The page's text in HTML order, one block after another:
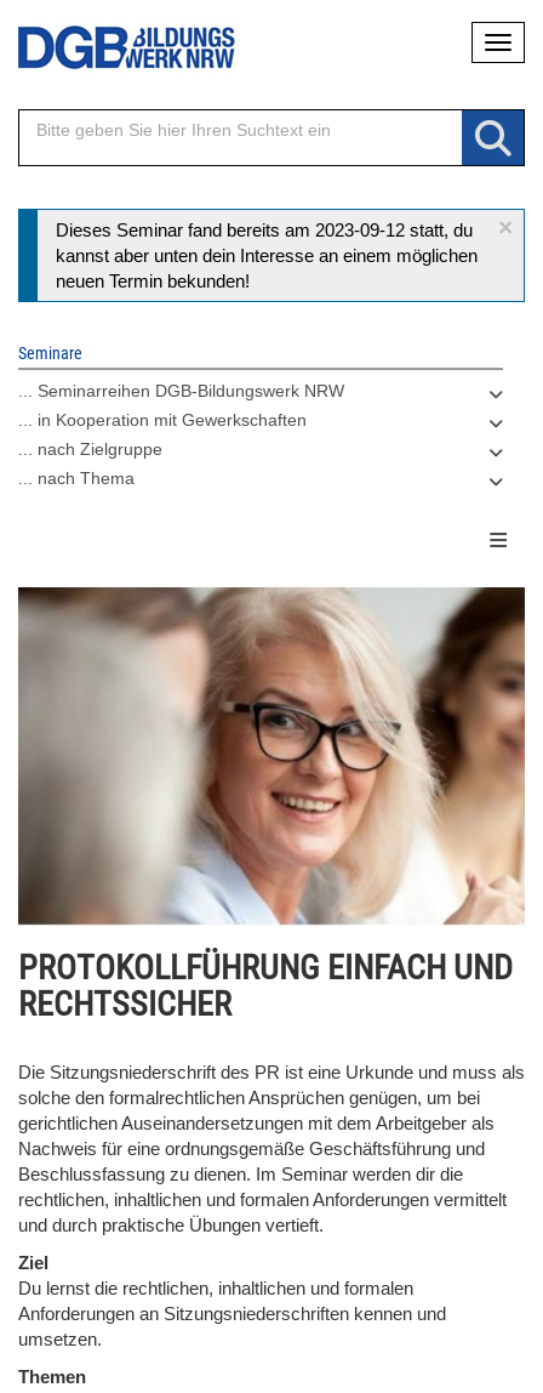
Direkt
Inhalt
×
Statusmeldung
Dieses Seminar fand bereits am 2023-09-12 statt, du
kannst aber unten dein Interesse an einem möglichen
neuen Termin bekunden!
Seminare
... Seminarreihen DGB-Bildungswerk NRW
... in Kooperation mit Gewerkschaften
... nach Zielgruppe
... nach Thema
PROTOKOLLFÜHRUNG EINFACH UND
RECHTSSICHER
Die Sitzungsniederschrift des PR ist eine Urkunde und muss als
solche den formalrechtlichen Ansprüchen genügen, um bei
gerichtlichen Auseinandersetzungen mit dem Arbeitgeber als
Nachweis für eine ordnungsgemäße Geschäftsführung und
Beschlussfassung zu dienen. Im Seminar werden dir die
rechtlichen, inhaltlichen und formalen Anforderungen vermittelt
und durch praktische Übungen vertieft.
Ziel
Du lernst die rechtlichen, inhaltlichen und formalen
Anforderungen an Sitzungsniederschriften kennen und
umsetzen.
Themen